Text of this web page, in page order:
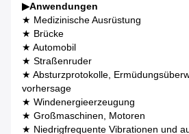
▶Anwendungen
★ Medizinische Ausrüstung
★ Brücke
★ Automobil
★ Straßenruder
★ Absturzprotokolle,
vorhersage
★ Windenergieerzeugung
★ Großmaschinen, Motoren
★ Niedrigfrequente Vibrationen und